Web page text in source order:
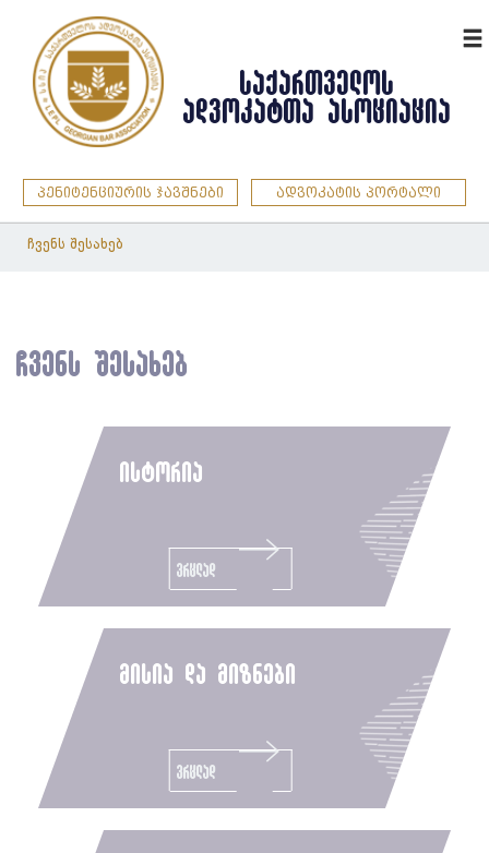
ᲡᲐᲥᲐᲠᲗᲕᲔᲚᲝᲡ
ᲐᲓᲕᲝᲙᲐᲢᲗᲐ ᲐᲡᲝᲪᲘᲐᲪᲘᲐ
პენიტენციურის ჯავშნები ადვოკატის პორტალი
ჩვენს შესახებ
ჩვენს შესახებ
ისტორია
ვრცლად
მისია და მიზნები
ვრცლად